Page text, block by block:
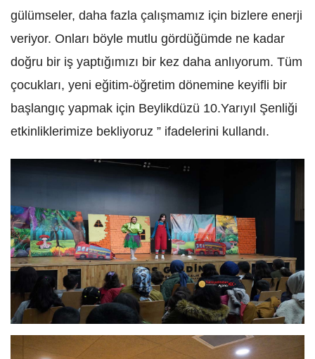
gülümseler, daha fazla çalışmamız için bizlere enerji
veriyor. Onları böyle mutlu gördüğümde ne kadar
doğru bir iş yaptığımızı bir kez daha anlıyorum. Tüm
çocukları, yeni eğitim-öğretim dönemine keyifli bir
başlangıç yapmak için Beylikdüzü 10.Yarıyıl Şenliği
etkinliklerimize bekliyoruz ” ifadelerini kullandı.